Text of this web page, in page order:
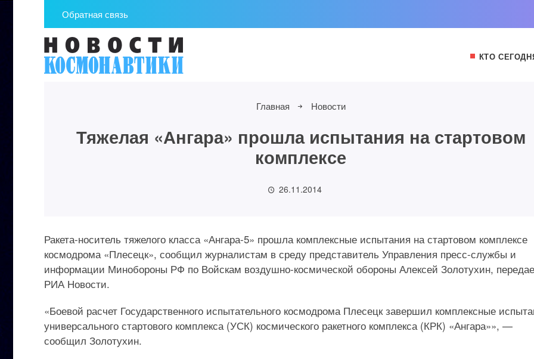
Обратная связь
КТО
Главная Новости
Тяжелая «Ангара» прошла испытания на стартовом
комплексе
26.11.2014
Ракета-носитель тяжелого класса «Ангара-5» прошла комплексные испытания на стартовом комплексе
космодрома «Плесецк», сообщил журналистам в среду представитель Управления пресс-службы и
информации Минобороны РФ по Войскам воздушно-космической обороны Алексей Золотухин,
РИА Новости.
«Боевой расчет Государственного испытательного космодрома Плесецк завершил комплексные
универсального стартового комплекса (УСК) космического ракетного комплекса (КРК) «Ангара»», —
сообщил Золотухин.